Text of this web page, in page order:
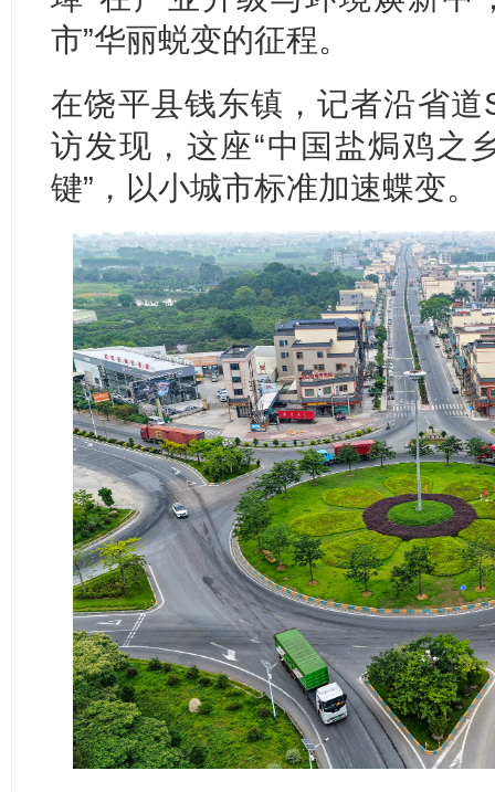
市”华丽蜕变的征程。
在饶平县钱东镇，记者沿省
访发现，这座“中国盐焗鸡之
键”，以小城市标准加速蝶变。